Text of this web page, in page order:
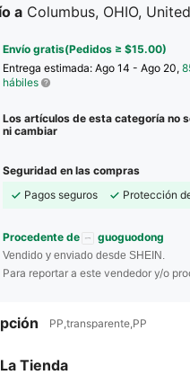
a Columbus, OHIO,
Envío gratis(Pedidos ≥ $15.00)
Entrega estimada: Ago 14 - Ago 20,
hábiles
Los artículos de esta categoría no
ni cambiar
Seguridad en las compras
Pagos seguros
Protección
Procedente de guoguodong
Vendido y enviado desde SHEIN.
Para reportar a este vendedor y/o
PP,transparente,PP
Tienda
4.92 37
4.92